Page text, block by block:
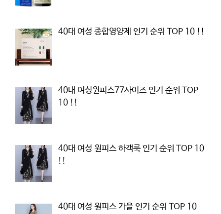
40대 여성 종합영양제 인기 순위 TOP 10 !!
40대 여성원피스77사이즈 인기 순위 TOP
10 !!
40대 여성 원피스 하객룩 인기 순위 TOP 10
!!
40대 여성 원피스 가을 인기 순위 TOP 10